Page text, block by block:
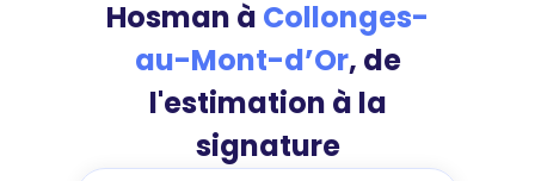
Hosman à Collonges-
au-Mont-d’Or, de
l'estimation à la
signature